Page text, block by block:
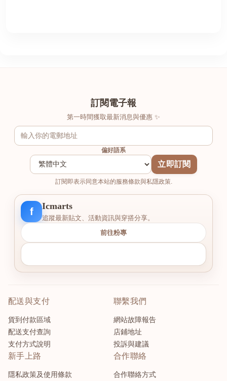
訂閱電子報
第一時間獲取最新消息與優惠 ✨
偏好語系
立即訂閱
訂閱即表示同意本站的服務條款與私隱政策.
f
Icmarts
追蹤最新貼文、活動資訊與穿搭分享。
前往粉專
配送與支付
貨到付款區域
配送支付查詢
支付方式說明
聯繫我們
網站故障報告
店鋪地址
投訴與建議
新手上路
隱私政策及使用條款
合作聯絡
合作聯絡方式